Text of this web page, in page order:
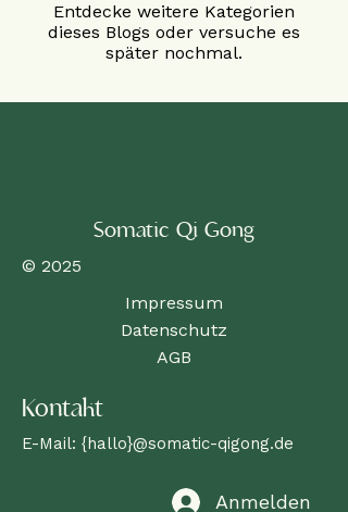
Entdecke weitere Kategorien
dieses Blogs oder versuche es
später nochmal.
Somatic Qi Gong
© 2025
Impressum
Datenschutz
AGB
Kontakt
E-Mail: {hallo}@somatic-qigong.de
Anmelden